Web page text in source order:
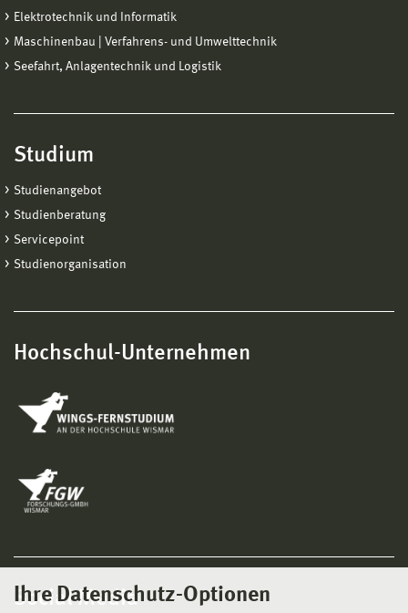
Ihre Datenschutz-Optionen
Elektrotechnik und Informatik
Maschinenbau | Verfahrens- und Umwelttechnik
Seefahrt, Anlagentechnik und Logistik
Studium
Studienangebot
Studienberatung
Servicepoint
Studienorganisation
Hochschul-Unternehmen
Social Media